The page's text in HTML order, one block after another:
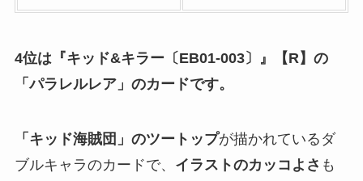
4位は『キッド&キラー〔EB01-003〕』【R】の
「パラレルレア」のカードです。
「キッド海賊団」のツートップが描かれているダ
ブルキャラのカードで、 イラストのカッコよさ も